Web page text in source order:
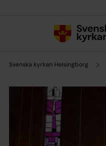
Svenska kyrkan Helsingborg